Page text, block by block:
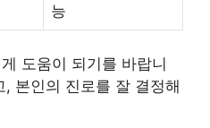
능
도움이 되기를 바랍니
본인의 진로를 잘 결정해